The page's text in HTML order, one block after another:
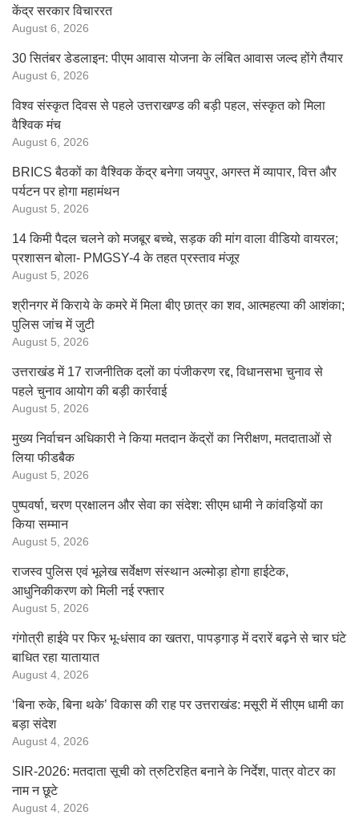
केंद्र सरकार विचाररत
August 6, 2026
30 सितंबर डेडलाइन: पीएम आवास योजना के लंबित आवास जल्द होंगे तैयार
August 6, 2026
विश्व संस्कृत दिवस से पहले उत्तराखण्ड की बड़ी पहल, संस्कृत को मिला
वैश्विक मंच
August 6, 2026
BRICS बैठकों का वैश्विक केंद्र बनेगा जयपुर, अगस्त में व्यापार, वित्त और
पर्यटन पर होगा महामंथन
August 5, 2026
14 किमी पैदल चलने को मजबूर बच्चे, सड़क की मांग वाला वीडियो वायरल;
प्रशासन बोला- PMGSY-4 के तहत प्रस्ताव मंजूर
August 5, 2026
श्रीनगर में किराये के कमरे में मिला बीए छात्र का शव, आत्महत्या की आशंका;
पुलिस जांच में जुटी
August 5, 2026
उत्तराखंड में 17 राजनीतिक दलों का पंजीकरण रद्द, विधानसभा चुनाव से
पहले चुनाव आयोग की बड़ी कार्रवाई
August 5, 2026
मुख्य निर्वाचन अधिकारी ने किया मतदान केंद्रों का निरीक्षण, मतदाताओं से
लिया फीडबैक
August 5, 2026
पुष्पवर्षा, चरण प्रक्षालन और सेवा का संदेश: सीएम धामी ने कांवड़ियों का
किया सम्मान
August 5, 2026
राजस्व पुलिस एवं भूलेख सर्वेक्षण संस्थान अल्मोड़ा होगा हाईटेक,
आधुनिकीकरण को मिली नई रफ्तार
August 5, 2026
गंगोत्री हाईवे पर फिर भू-धंसाव का खतरा, पापड़गाड़ में दरारें बढ़ने से चार घंटे
बाधित रहा यातायात
August 4, 2026
‘बिना रुके, बिना थके’ विकास की राह पर उत्तराखंड: मसूरी में सीएम धामी का
बड़ा संदेश
August 4, 2026
SIR-2026: मतदाता सूची को त्रुटिरहित बनाने के निर्देश, पात्र वोटर का
नाम न छूटे
August 4, 2026